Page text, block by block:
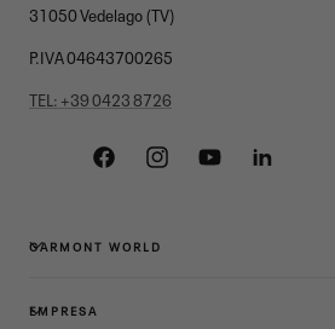
31050 Vedelago (TV)
P.IVA 04643700265
TEL: +39 0423 8726
FacebookInstagramYouTubeLinkedin
GARMONT WORLD
EMPRESA